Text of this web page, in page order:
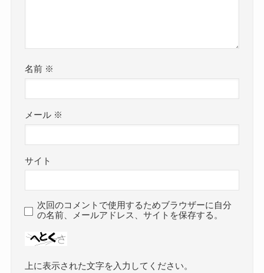
名前 ※
メール ※
サイト
次回のコメントで使用するためブラウザーに自分
の名前、メールアドレス、サイトを保存する。
上に表示された文字を入力してください。